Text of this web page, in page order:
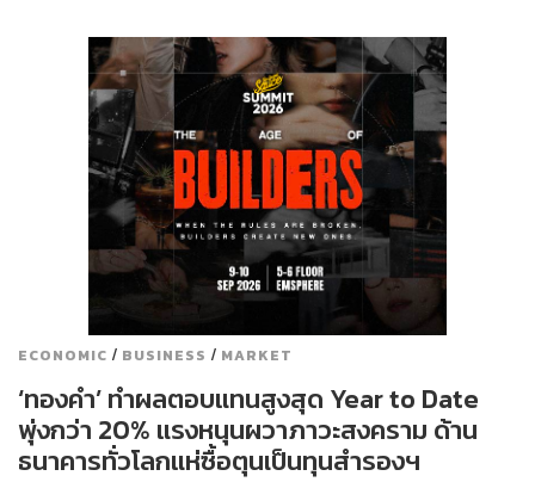
ECONOMIC / BUSINESS / MARKET
‘ทองคำ’ ทำผลตอบแทนสูงสุด Year to Date
พุ่งกว่า 20% แรงหนุนผวาภาวะสงคราม ด้าน
ธนาคารทั่วโลกแห่ซื้อตุนเป็นทุนสำรองฯ